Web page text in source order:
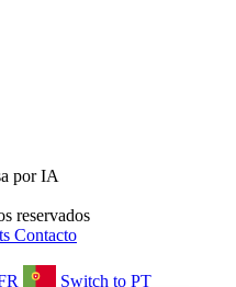
por IA
reservados
Contacto
Switch to PT